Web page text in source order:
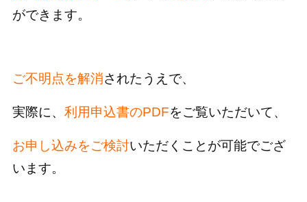
ができます。
ご不明点を解消されたうえで、
実際に、 利用申込書のPDFをご覧いただいて、
お申し込みをご検討いただくことが可能でござ
います。